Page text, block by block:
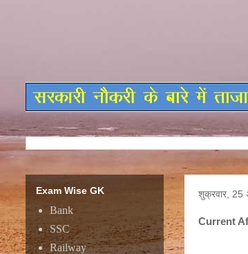
शुक्रवार, 25
Current
Exam Wise GK
Bank
SSC
Railway